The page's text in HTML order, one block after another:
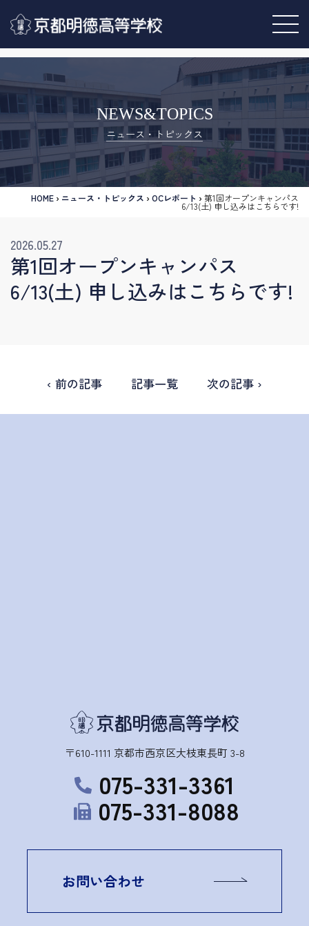
NEWS&TOPICS
ニュース・トピックス
HOME › ニュース・トピックス ›OCレポート ›第1回オープンキャンパス
6/13(土) 申し込みはこちらです!
2026.05.27
第1回オープンキャンパス
6/13(土) 申し込みはこちらです!
‹ 前の記事 記事一覧 次の記事 ›
〒610-1111 京都市西京区大枝東長町 3-8
075-331-3361
075-331-8088
お問い合わせ